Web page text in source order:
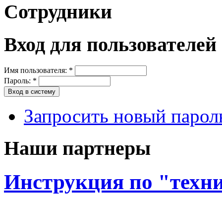
Сотрудники
Вход для пользователей
Имя пользователя: *
Пароль: *
Запросить новый
Наши партнеры
Инструкция по